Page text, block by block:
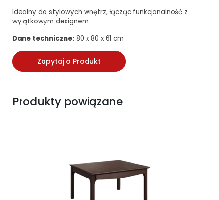
Idealny do stylowych wnętrz, łącząc funkcjonalność z
wyjątkowym designem.
Dane techniczne: 80 x 80 x 61 cm
Zapytaj o Produkt
Produkty powiązane